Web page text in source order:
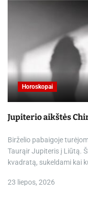
Horoskopai
Jupiterio aikštės
Birželio pabaigoje
Taurąir Jupiteris į Liūtą.
kvadratą, sukeldami kai
23 liepos, 2026